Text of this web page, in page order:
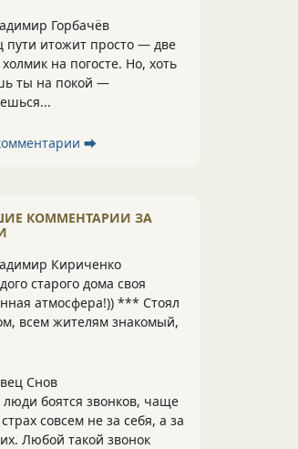
Горбачёв
пути итожит просто — две
на погосте. Но, хоть
ты на покой —
⮕
КОММЕНТАРИИ ЗА
Кириченко
старого дома своя
атмосфера!)) *** Стоял
всем жителям знакомый,
Снов
люди боятся звонков, чаще
страх совсем не за себя, а за
Любой такой звонок